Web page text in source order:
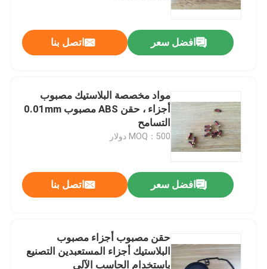
افضل سعر اتصل بنا
مواد مخصصة البلاستيك مصبوب
أجزاء ، حقن ABS مصبوب 0.01mm
التسامح
MOQ：500 دولار
افضل سعر اتصل بنا
حقن مصبوب أجزاء مصبوب
البلاستيك أجزاء المستعبدين التصنيع
باستخدام الحاسب الآلي